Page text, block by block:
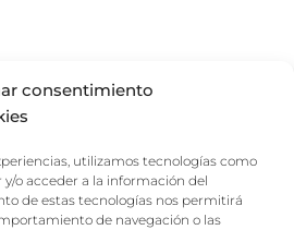
consentimiento
utilizamos tecnologías como
o acceder a la información del
de estas tecnologías nos permitirá
de navegación o las